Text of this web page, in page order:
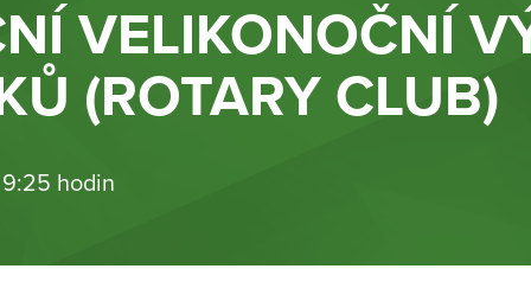
VELIKONOČNÍ
(ROTARY CLUB)
hodin